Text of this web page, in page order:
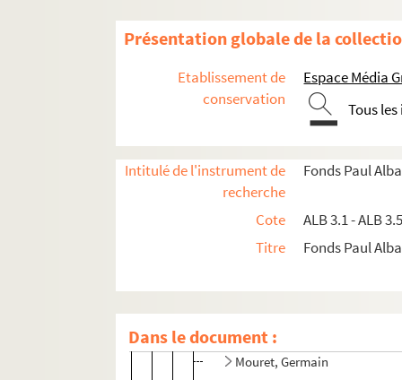
Présentation globale de la
Etablissement de
conservation
Espace Média
Tous
Intitulé de l'instrument de
recherche
Fonds Paul
Cote
ALB 3.1 - ALB
Titre
Fonds Paul
Dans le document :
Lettre de Desazars de
Lettre de Fédière à Paul Albarel
Lettre de Gabriel Foirel à Paul
Lettre de Gabriel Fours à Paul
Franc, Jack
Granier, Paul
Lettre d'A. Jaubert à Paul Albarel
Lettre de Marie Frédéric Mistral
Mouret, Germain